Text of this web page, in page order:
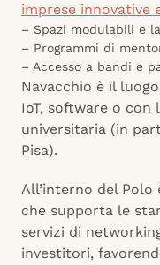
imprese innovative
– Spazi modulabili e
– Programmi di
– Accesso a bandi e
Navacchio è il
IoT, software o con
universitaria (in
Pisa).
All’interno del
che supporta le
servizi di
investitori,